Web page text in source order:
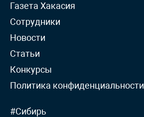
Газета Хакасия
Сотрудники
Новости
Статьи
Конкурсы
Политика конфиденциальности
#Сибирь